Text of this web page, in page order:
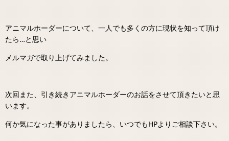
アニマルホーダーについて、一人でも多くの方に現状を知って頂け
たら…と思い
メルマガで取り上げてみました。
次回また、引き続きアニマルホーダーのお話をさせて頂きたいと思
います。
何か気になった事がありましたら、いつでもHPよりご相談下さい。